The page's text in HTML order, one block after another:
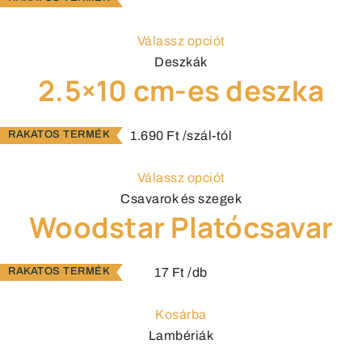
Válassz opciót
Deszkák
2.5×10 cm-es deszka
1.690 Ft /szál-tól
Válassz opciót
Csavarok és szegek
Woodstar Platócsavar
17 Ft /db
Kosárba
Lambériák